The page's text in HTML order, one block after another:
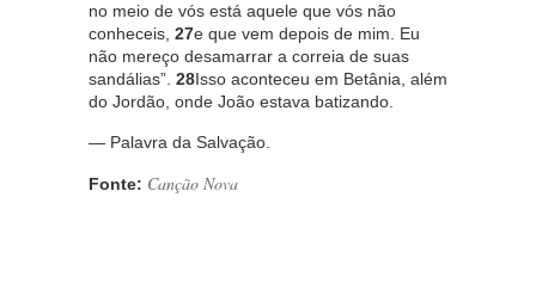
no meio de vós está aquele que vós não
conheceis, 27e que vem depois de mim. Eu
não mereço desamarrar a correia de suas
sandálias”. 28Isso aconteceu em Betânia, além
do Jordão, onde João estava batizando.
— Palavra da Salvação.
Fonte: Canção Nova